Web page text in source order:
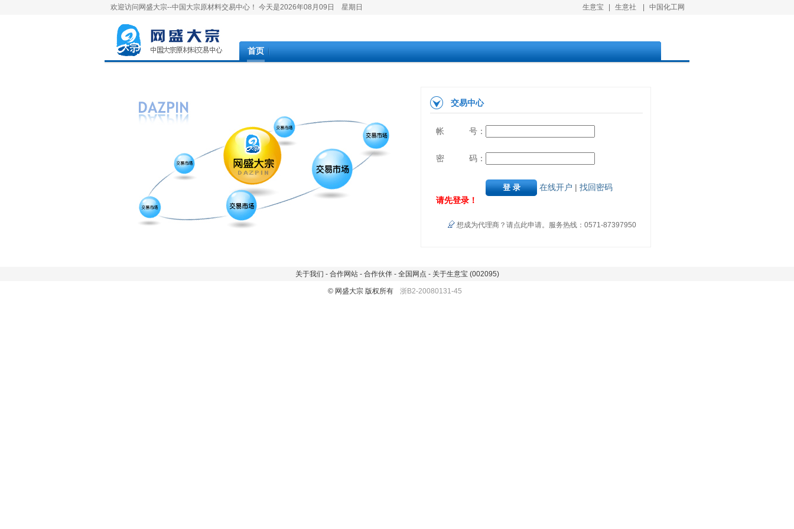
生意宝 生意社 中国化工网
欢迎访问网盛大宗--中国大宗原材料交易中心！ 今天是2026年08月09日 星期日
首页
交易中心
帐 号：
密 码：
在线开户 | 找回密码
请先登录！
想成为代理商？请点此申请。服务热线：0571-87397950
关于我们 -合作网站-合作伙伴 -全国网点 -关于生意宝 (002095)
© 网盛大宗 版权所有 浙B2-20080131-45